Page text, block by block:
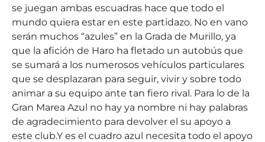
se juegan ambas escuadras hace que todo el
mundo quiera estar en este partidazo. No en vano
serán muchos “azules” en la Grada de Murillo, ya
que la afición de Haro ha fletado un autobús que
se sumará a los numerosos vehículos particulares
que se desplazaran para seguir, vivir y sobre todo
animar a su equipo ante tan fiero rival. Para lo de la
Gran Marea Azul no hay ya nombre ni hay palabras
de agradecimiento para devolver el su apoyo a
este club.Y es el cuadro azul necesita todo el apoyo